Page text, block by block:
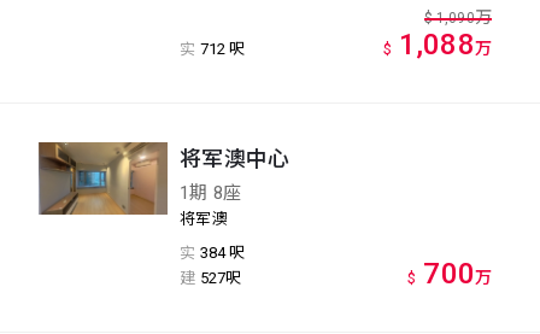
实 712 呎
$ 1,090万
$ 1,088万
将军澳中心
1期 8座
将军澳
实 384 呎
建 527呎 $ 700万